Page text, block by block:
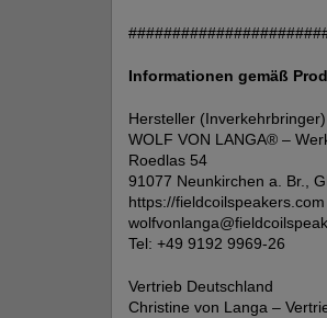
Informationen gemäß
Hersteller (Inverkehrbringer)
WOLF VON LANGA® –
Roedlas 54
91077 Neunkirchen a. Br.,
https://fieldcoilspeakers.com
Tel: +49 9192 9969-26
Vertrieb Deutschland
Christine von Langa –